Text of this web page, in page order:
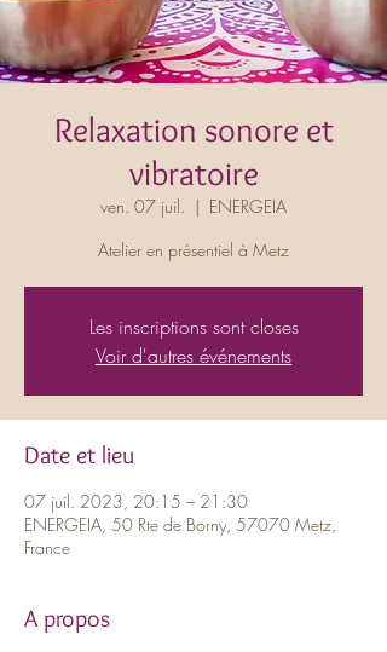
Relaxation sonore et
vibratoire
ven. 07 juil.
  |
ENERGEIA
Atelier en présentiel à Metz
Les inscriptions sont closes
Voir d'autres événements
Date et lieu
07 juil. 2023, 20:15 – 21:30
ENERGEIA, 50 Rte de Borny, 57070 Metz,
France
A propos